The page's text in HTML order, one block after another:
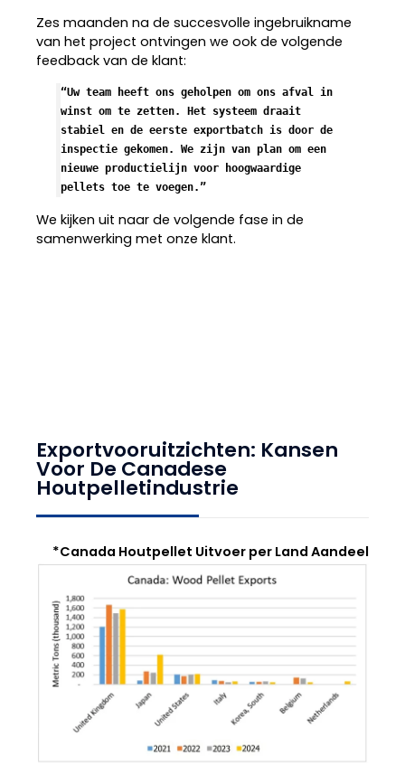
Zes maanden na de succesvolle ingebruikname
van het project ontvingen we ook de volgende
feedback van de klant:
“Uw team heeft ons geholpen om ons afval in
winst om te zetten. Het systeem draait
stabiel en de eerste exportbatch is door de
inspectie gekomen. We zijn van plan om een
nieuwe productielijn voor hoogwaardige
pellets toe te voegen.”
We kijken uit naar de volgende fase in de
samenwerking met onze klant.
Exportvooruitzichten: Kansen
Voor De Canadese
Houtpelletindustrie
*Canada Houtpellet Uitvoer per Land Aandeel